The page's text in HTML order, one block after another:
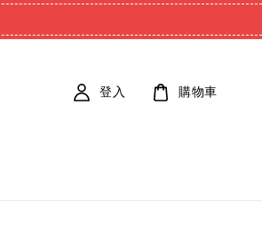
登入 購物車